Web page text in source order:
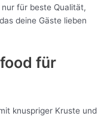
für beste Qualität,
deine Gäste lieben
für
knuspriger Kruste und